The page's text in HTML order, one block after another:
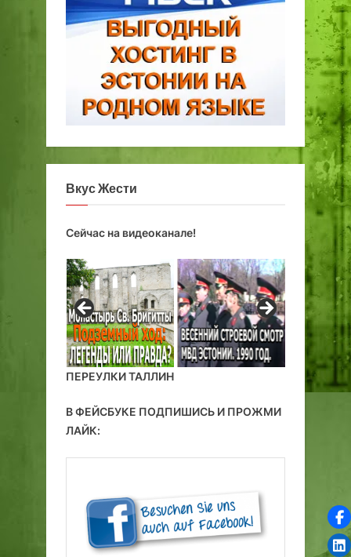
Вкус Жести
Сейчас на видеоканале!
ПЕРЕУЛКИ ТАЛЛИН
В ФЕЙСБУКЕ ПОДПИШИСЬ И ПРОЖМИ
ЛАЙК: